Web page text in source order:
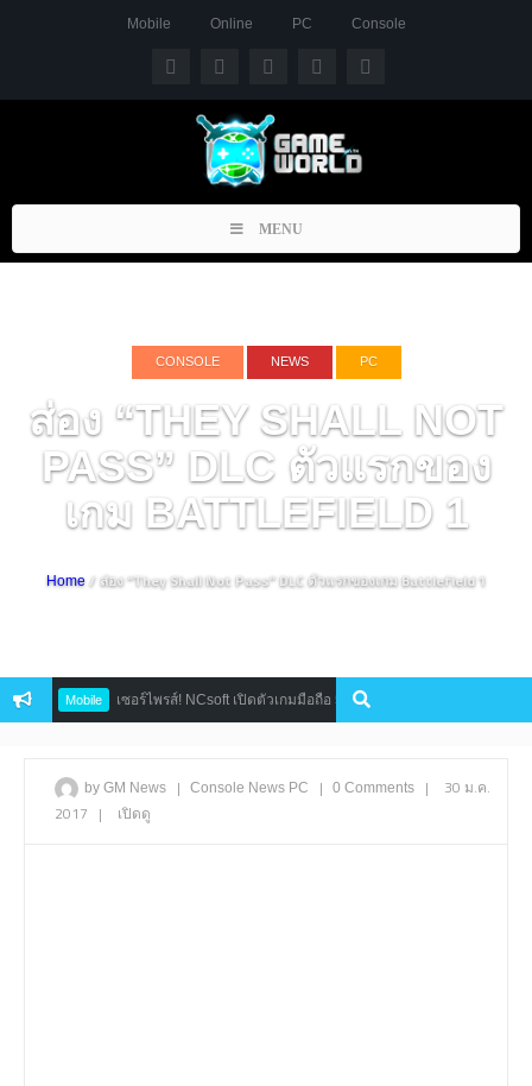
Mobile Online PC Console
Toggle
navigation
MENU
CONSOLE NEWS PC
ส่อง “THEY SHALL NOT
PASS” DLC ตัวแรกของ
เกม BATTLEFIELD 1
Home/ ส่อง “They Shall Not Pass” DLC ตัวแรกของเกม Battlefield 1
Mobile เซอร์ไพรส์! NCsoft เปิดตัวเกมมือถือ 5 เกมรวด ในงานแถลงข่าวเปิดตัวเกมให
by GM News | Console News PC | 0 Comments |
30 ม.ค.
2017 | เปิดดู